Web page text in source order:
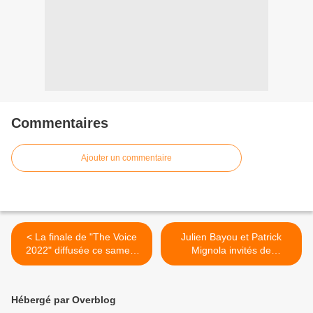
Commentaires
Ajouter un commentaire
< La finale de "The Voice
2022" diffusée ce samedi
soir en direct sur TF1
Julien Bayou et Patrick
Mignola invités de
"Dimanche en politique" ce
Hébergé par Overblog